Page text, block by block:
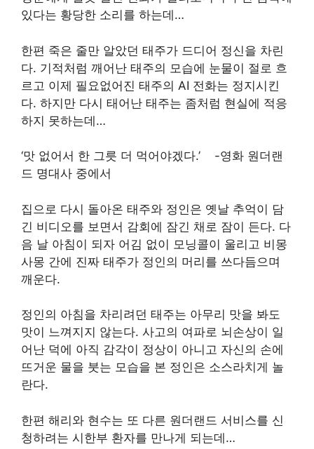
있다는 황당한 소리를 하는데…
한편 죽은 줄만 알았던 태주가 드디어 정신을 차린
다. 기적처럼 깨어난 태주의 모습에 눈물이 절로 흐
르고 이제 필요없어진 태주의 AI 전화는 정지시킨
다. 하지만 다시 태어난 태주는 좀처럼 현실에 적응
하지 못하는데…
‘맛 없어서 한 그릇 더 먹어야겠다.’ -영화 원더랜
드 명대사 중에서
집으로 다시 돌아온 태주와 정인은 옛날 추억이 담
긴 비디오를 보면서 감회에 잠긴 채로 잠이 든다. 다
음 날 아침이 되자 어김 없이 모닝콜이 울리고 비몽
사몽 간에 진짜 태주가 정인의 머리를 쓰다듬으며
깨운다.
정인의 아침을 차리려던 태주는 아무리 맛을 봐도
맛이 느껴지지 않는다. 사고의 여파로 뇌손상이 일
어난 덕에 아직 감각이 정상이 아니고 자신의 손에
뜨거운 물을 붓는 모습을 본 정인은 소스라치게 놀
란다.
한편 해리와 현수는 또 다른 원더랜드 서비스를 신
청하려는 시한부 환자를 만나게 되는데…